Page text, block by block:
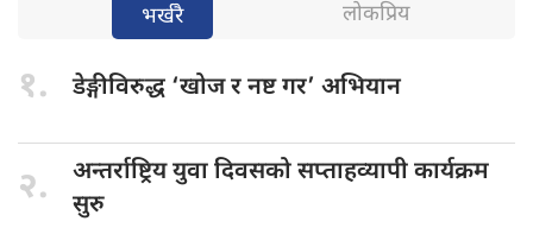
भर्खरै लोकप्रिय
१. डेङ्गीविरुद्ध ‘खोजर नष्ट गर’ अभियान
२. अन्तर्राष्ट्रिय युवादिवसको सप्ताहव्यापी कार्यक्रम
सुरु